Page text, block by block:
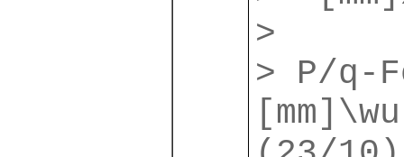
>
> P/q-